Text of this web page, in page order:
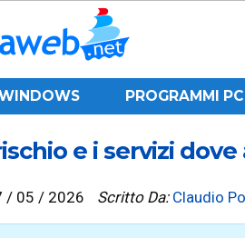
PROGRAMMI PC
e i servizi
/ 05 / 2026 Scritto Da: Claudio